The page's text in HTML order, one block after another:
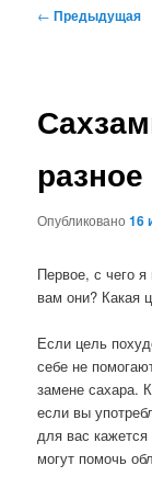
Навигация
← Предыдущая
Опубликовано16
Первое, с чего
вам они? Какая
Если цель
себе не
замене сахара.
если вы
для вас
могут помочь